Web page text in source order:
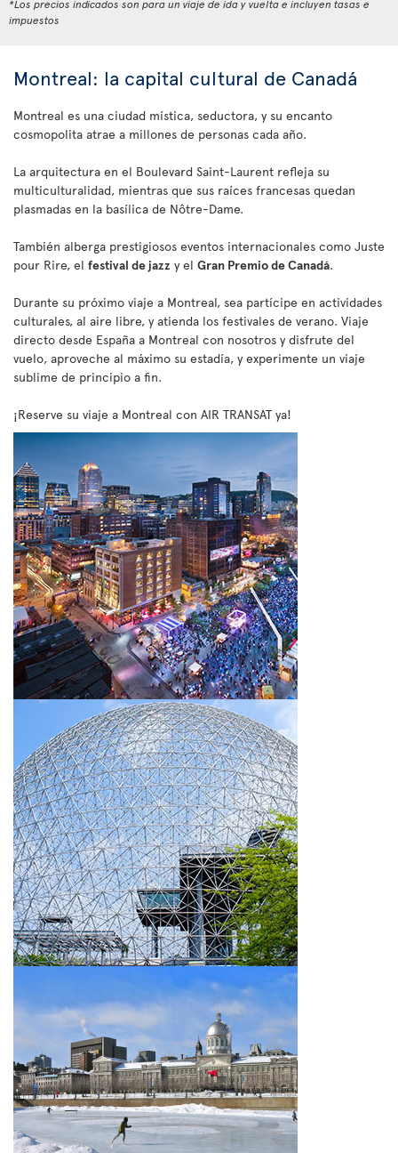
*Los precios indicados son para un viaje de ida y vuelta e incluyen tasas e
impuestos
Montreal: la capital cultural de Canadá
Montreal es una ciudad mística, seductora, y su encanto
cosmopolita atrae a millones de personas cada año.
La arquitectura en el Boulevard Saint-Laurent refleja su
multiculturalidad, mientras que sus raíces francesas quedan
plasmadas en la basílica de Nôtre-Dame.
También alberga prestigiosos eventos internacionales como Juste
pour Rire, el festival de jazz y el Gran Premio de Canadá.
Durante su próximo viaje a Montreal, sea partícipe en actividades
culturales, al aire libre, y atienda los festivales de verano. Viaje
directo desde España a Montreal con nosotros y disfrute del
vuelo, aproveche al máximo su estadía, y experimente un viaje
sublime de principio a fin.
¡Reserve su viaje a Montreal con AIR TRANSAT ya!